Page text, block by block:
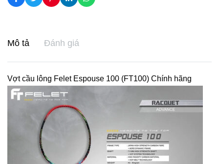
Mô tả Đánh giá
Vợt cầu lông Felet Espouse 100 (FT100) Chính hãng